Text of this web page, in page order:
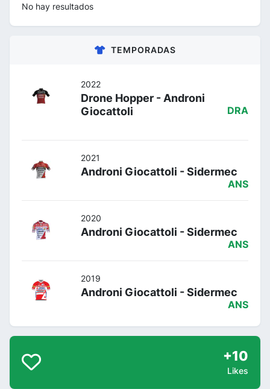
No hay resultados
TEMPORADAS
2022
Drone Hopper - Androni
Giocattoli
DRA
2021
Androni Giocattoli - Sidermec
ANS
2020
Androni Giocattoli - Sidermec
ANS
2019
Androni Giocattoli - Sidermec
ANS
+10
Likes